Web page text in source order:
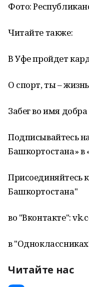
Фото:
Читайте также:
В Уфе пройдет
О спорт, ты –
Забег во имя добра
Подписывайтесь
Башкортостана» в
Присоединяйтесь
Башкортостана"
во "Вконтакте":
в
Читайте нас